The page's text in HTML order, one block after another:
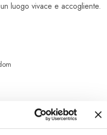
luogo vivace e accogliente.
25 Km, Londra Luton 50 Km,
80 Km, Londra Gatwick 70